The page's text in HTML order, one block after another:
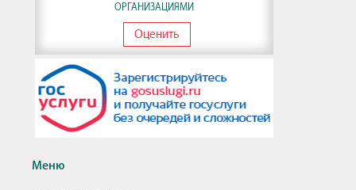
ОРГАНИЗАЦИЯМИ
Оценить
Меню